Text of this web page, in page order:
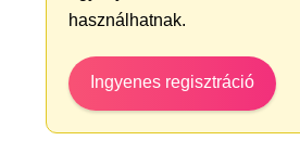
használhatnak.
Ingyenes regisztráció